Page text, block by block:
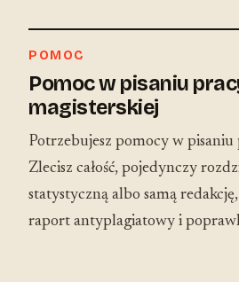
POMOC
Pomoc w pisaniu
magisterskiej
Potrzebujesz pomocy w pisaniu
Zlecisz całość, pojedynczy
statystyczną albo samą
raport antyplagiatowy i